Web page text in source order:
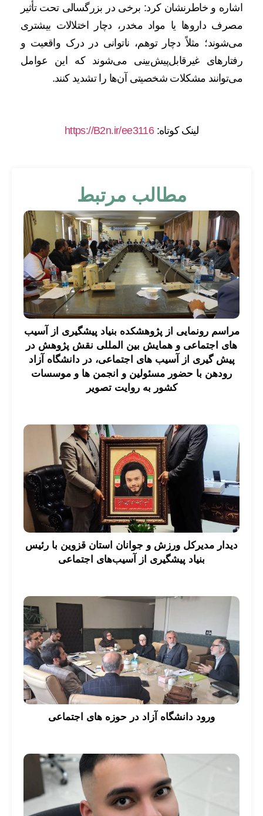
اشاره و خاطرنشان کرد: برخی در بزرگسالی تحت تأثیر
مصرف داروها یا مواد مخدر، دچار اختلالات بیشتری
می‌شوند؛ مثلاً دچار توهم، ناتوانی در درک واقعیت و
رفتارهای غیرقابل‌پیش‌بینی می‌شوند که این عوامل
می‌توانند مشکلات شخصیتی آن‌ها را تشدید کنند.
لینک کوتاه:https://B2n.ir/ee3116
مطالب مرتبط
مراسم رونمایی از پژوهشکده بنیاد پیشگیری از آسیب
های اجتماعی و همایش بین المللی نقش پژوهش در
پیش گیری از آسیب های اجتماعی، در دانشگاه آزاد
رودهن با حضور مسئولین و انجمن ها و موسسات
کشور به روایت تصویر
دیدار مدیرکل ورزش و جوانان استان قزوین با رئیس
بنیاد پیشگیری از آسیب‌های اجتماعی
ورود دانشگاه آزاد در حوزه های اجتماعی